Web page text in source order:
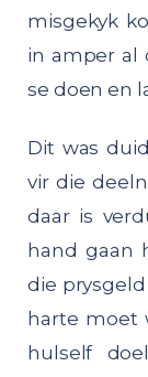
misgekyk
in amper al
se doen en
Dit was
vir die
daar is
hand gaan
die
harte moet
hulself